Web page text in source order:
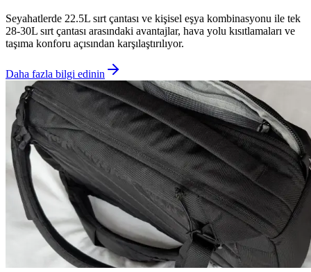
Seyahatlerde 22.5L sırt çantası ve kişisel eşya kombinasyonu ile tek
28-30L sırt çantası arasındaki avantajlar, hava yolu kısıtlamaları ve
taşıma konforu açısından karşılaştırılıyor.
Daha fazla bilgi edinin